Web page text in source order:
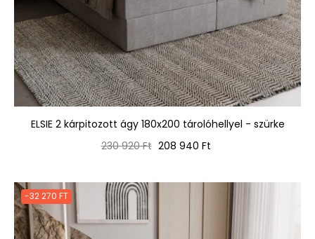
ELSIE 2 kárpitozott ágy 180x200 tárolóhellyel - szürke
Normál
230 920 Ft Ár
208 940 Ft
-32 270 FT